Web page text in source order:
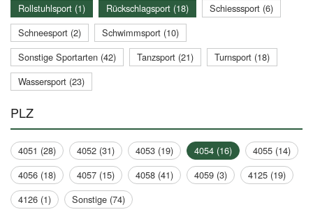
Rollstuhlsport (1)
Rückschlagsport (18)
Schiesssport (6)
Schneesport (2)
Schwimmsport (10)
Sonstige Sportarten (42)
Tanzsport (21)
Turnsport (18)
Wassersport (23)
PLZ
4051 (28) 4052 (31) 4053 (19) 4054 (16)
4055 (14)
4056 (18)
4057 (15) 4058 (41) 4059 (3)
4125 (19)
4126 (1)
Sonstige (74)